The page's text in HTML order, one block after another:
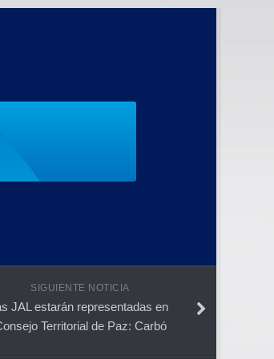
SIGUIENTE NOTICIA
JAL estarán representadas en
Territorial de Paz: Carbó